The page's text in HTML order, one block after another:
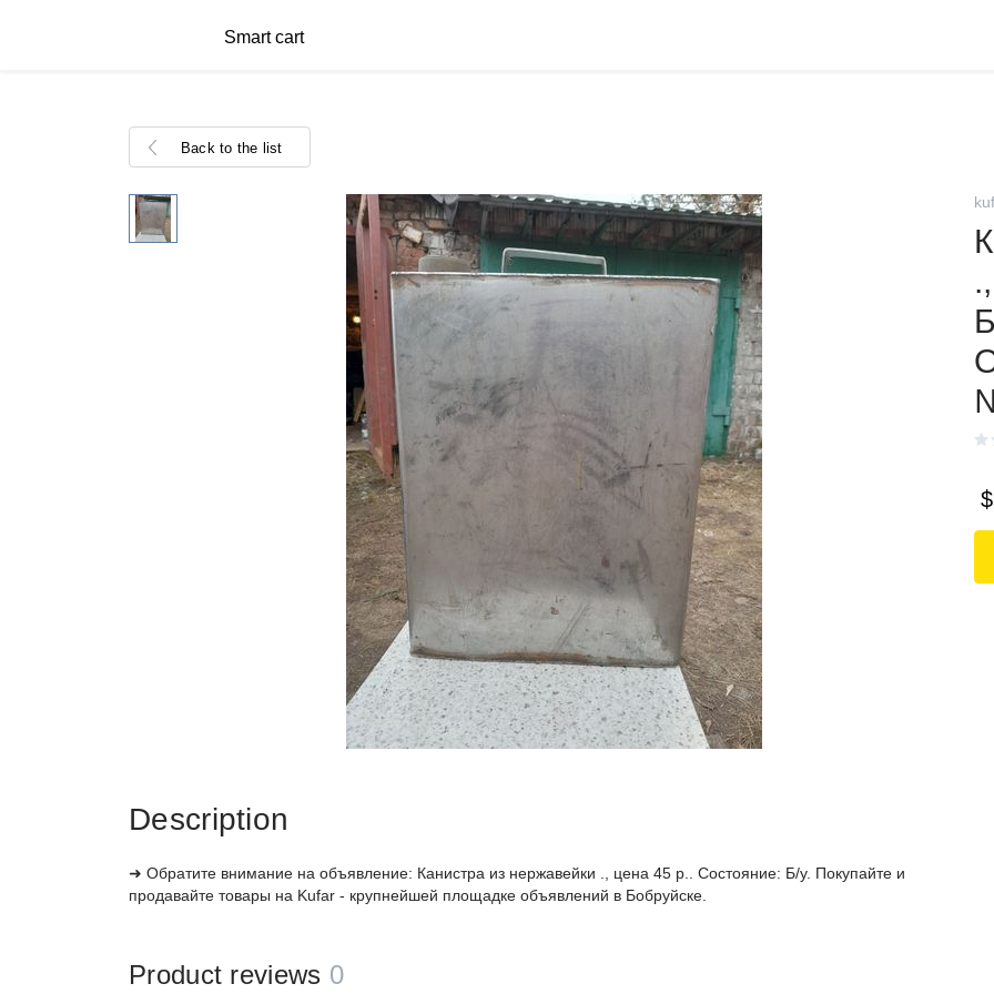
Smart cart
Back to the list
$
Description
➜ Обратите внимание на объявление: Канистра из нержавейки ., цена 45 р.. Состояние: Б/у. Покупайте и
продавайте товары на Kufar - крупнейшей площадке объявлений в Бобруйске.
Product reviews 0